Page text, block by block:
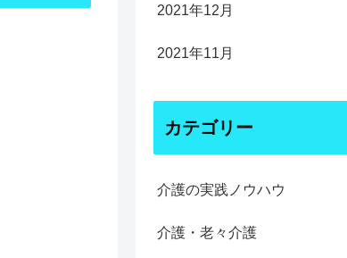
2021年12月
2021年11月
カテゴリー
介護の実践ノウハウ
介護・老々介護